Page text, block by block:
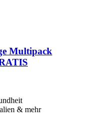
Multipack
& mehr